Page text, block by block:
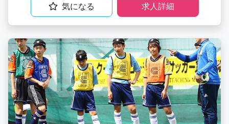
気になる 求人詳細